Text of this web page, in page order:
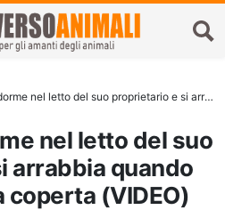
del suo proprietario e si arrabbia quando gli viene tolta la coperta (VIDEO)
nel letto del suo
arrabbia quando
coperta (VIDEO)